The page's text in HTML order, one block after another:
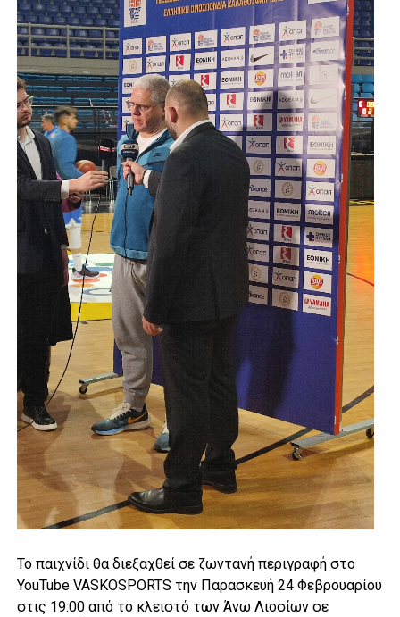
Το παιχνίδι θα διεξαχθεί σε ζωντανή περιγραφή στο
YouTube VASKOSPORTS την Παρασκευή 24 Φεβρουαρίου
στις 19:00 από το κλειστό των Άνω Λιοσίων σε